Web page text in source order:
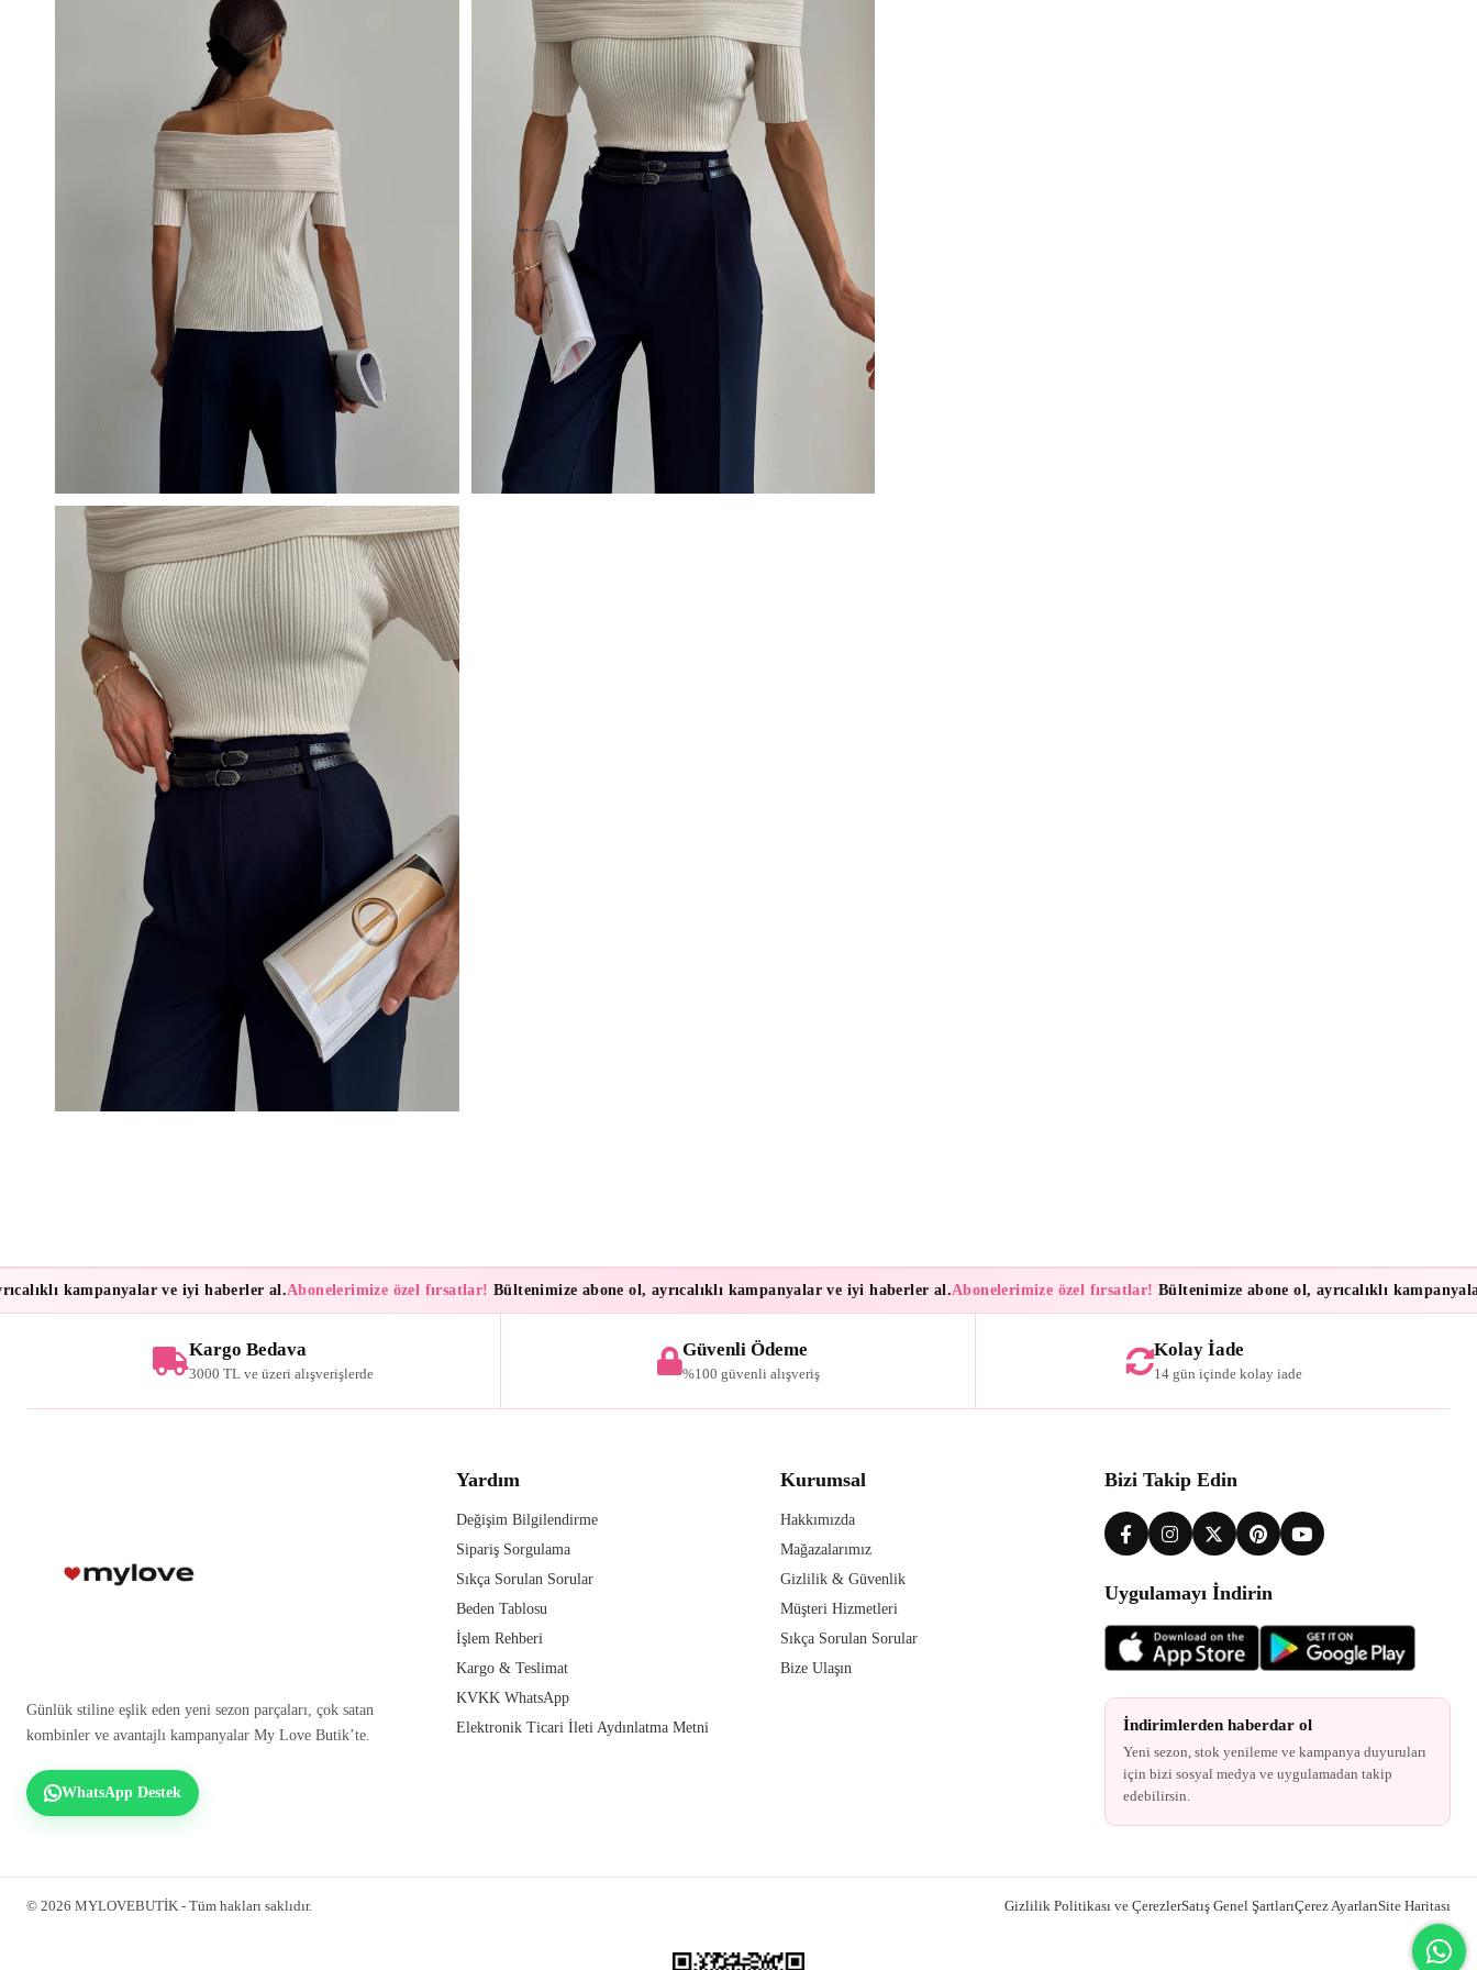
kampanyalar ve iyi haberler al. Abonelerimize özel fırsatlar!Bültenimize abone ol, ayrıcalıklı kampanyalar ve iyi haberler al. Abonelerimize özel fırsatlar!Bültenimize abone ol, ayrıcalıklı kampanyalar
Kargo Bedava
3000 TL ve üzeri alışverişlerde
Güvenli Ödeme
%100 güvenli alışveriş
Kolay İade
14 gün içinde kolay iade
Günlük stiline eşlik eden yeni sezon parçaları, çok satan
kombinler ve avantajlı kampanyalar My Love Butik’te.
WhatsApp Destek
Yardım
Değişim Bilgilendirme
Sipariş Sorgulama
Sıkça Sorulan Sorular
Beden Tablosu
İşlem Rehberi
Kargo & Teslimat
KVKK WhatsApp
Elektronik Ticari İleti Aydınlatma Metni
Kurumsal
Hakkımızda
Mağazalarımız
Gizlilik & Güvenlik
Müşteri Hizmetleri
Sıkça Sorulan Sorular
Bize Ulaşın
Bizi Takip Edin
Uygulamayı İndirin
İndirimlerden haberdar ol
Yeni sezon, stok yenileme ve kampanya duyuruları
için bizi sosyal medya ve uygulamadan takip
edebilirsin.
© 2026 MYLOVEBUTİK - Tüm hakları saklıdır. Gizlilik Politikası ve ÇerezlerSatış Genel ŞartlarıÇerez AyarlarıSite Haritası